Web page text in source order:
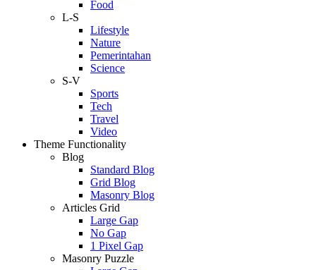
Food
L-S
Lifestyle
Nature
Pemerintahan
Science
S-V
Sports
Tech
Travel
Video
Theme Functionality
Blog
Standard Blog
Grid Blog
Masonry Blog
Articles Grid
Large Gap
No Gap
1 Pixel Gap
Masonry Puzzle